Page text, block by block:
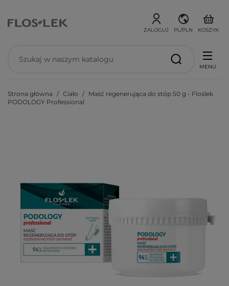
ZALOGUJ PL/PLN KOSZYK
MENU
Strona główna Ciało
Maść regenerująca do stóp 50 g - Floslek
PODOLOGY Professional